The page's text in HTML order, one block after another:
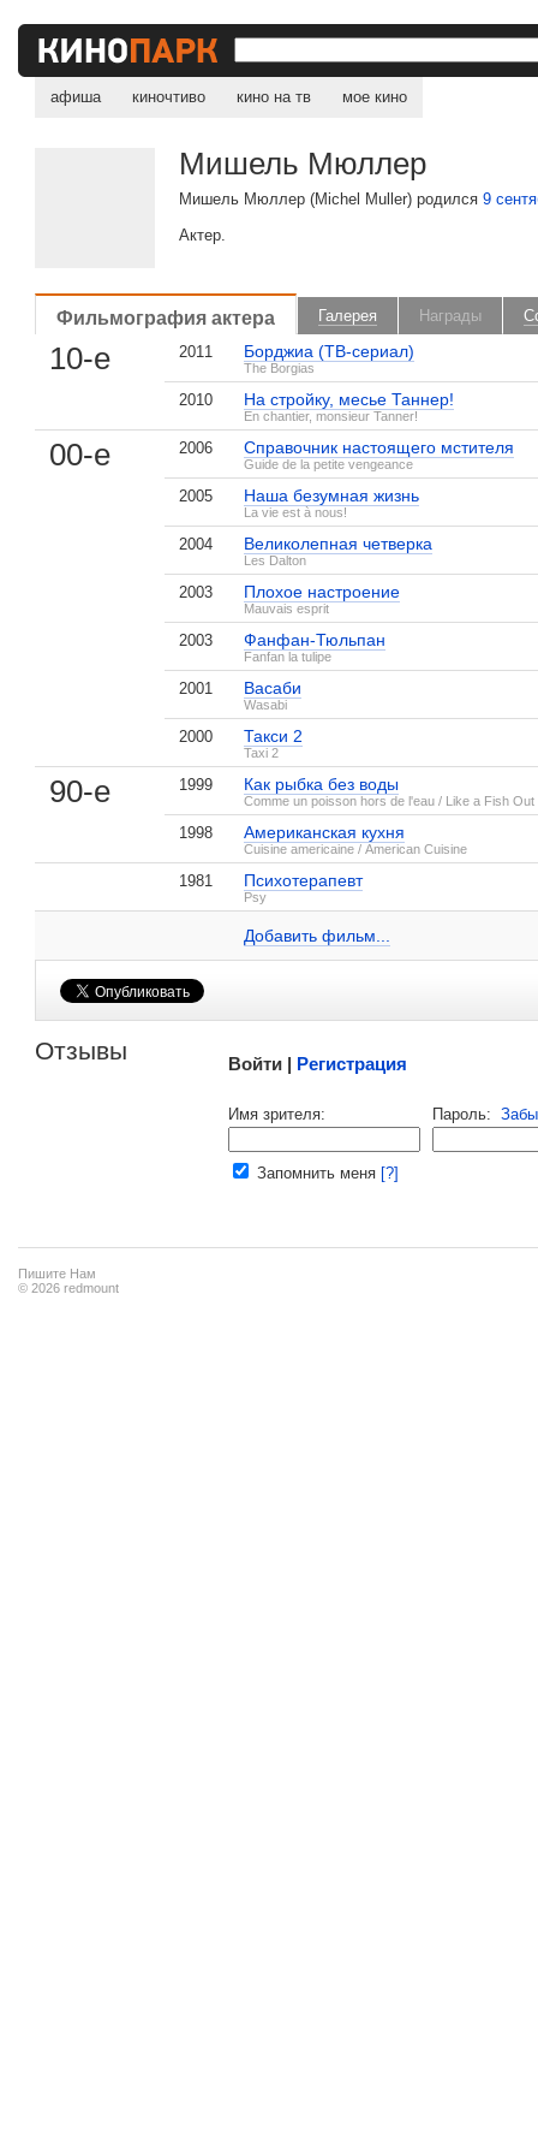
афиша киночтиво кино на тв мое кино
Мишель Мюллер
Мишель Мюллер (Michel Muller) родился9
Актер.
Фильмография актера Галерея Награды
10-е 2011 Борджиа (ТВ-сериал)
The Borgias
2010 На стройку, месье Таннер!
En chantier, monsieur Tanner!
00-е 2006 Справочник настоящего мстителя
Guide de la petite vengeance
2005 Наша безумная жизнь
La vie est à nous!
2004 Великолепная четверка
Les Dalton
2003 Плохое настроение
Mauvais esprit
2003 Фанфан-Тюльпан
Fanfan la tulipe
2001 Васаби
Wasabi
2000 Такси 2
Taxi 2
90-е 1999 Как рыбка без воды
Comme un poisson hors de l'eau / Like a Fish Out
1998 Американская кухня
Cuisine americaine / American Cuisine
1981 Психотерапевт
Psy
Добавить фильм...
Васаби
Мишель Мюллер на IMDB.com
Отзывы
, поделитесь своим мнением
Войти | Регистрация
Имя зрителя: Пароль:
Запомнить меня [?]
Пишите Нам
© 2026 redmount